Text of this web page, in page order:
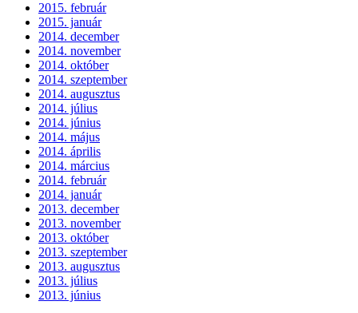
2015. február
2015. január
2014. december
2014. november
2014. október
2014. szeptember
2014. augusztus
2014. július
2014. június
2014. május
2014. április
2014. március
2014. február
2014. január
2013. december
2013. november
2013. október
2013. szeptember
2013. augusztus
2013. július
2013. június